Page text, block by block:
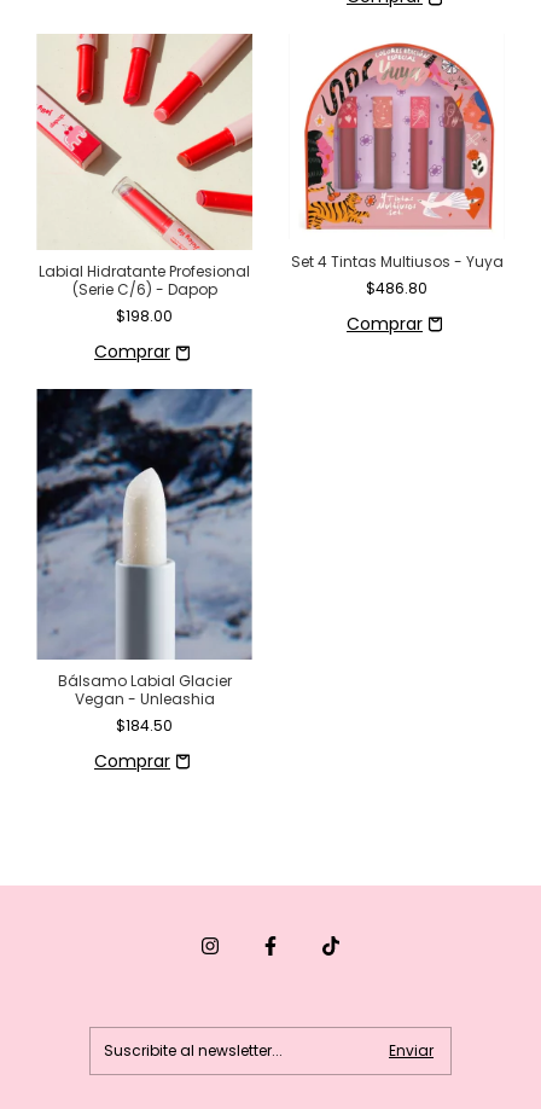
Labial Hidratante Profesional
(Serie C/6) - Dapop
$198.00
Set 4 Tintas Multiusos - Yuya
$486.80
Bálsamo Labial Glacier
Vegan - Unleashia
$184.50